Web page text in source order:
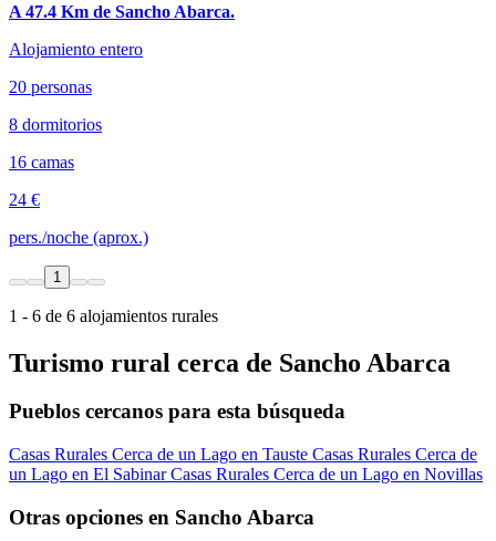
A 47.4 Km de Sancho Abarca.
Alojamiento entero
20 personas
8 dormitorios
16 camas
24 €
pers./noche (aprox.)
1
1 - 6 de 6 alojamientos rurales
Turismo rural cerca de Sancho Abarca
Pueblos cercanos para esta búsqueda
Casas Rurales Cerca de un Lago en Tauste Casas Rurales Cerca de
un Lago en El SabinarCasas Rurales Cerca de un Lago en Novillas
Otras opciones en Sancho Abarca